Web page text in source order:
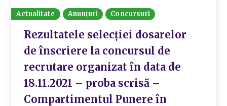
Actualitate Anunțuri Concursuri
Rezultatele selecției dosarelor
de înscriere la concursul de
recrutare organizat în data de
18.11.2021 – proba scrisă –
Compartimentul Punere în